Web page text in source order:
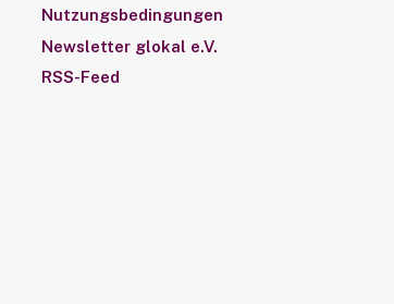
Nutzungsbedingungen
Newsletter glokal e.V.
RSS-Feed